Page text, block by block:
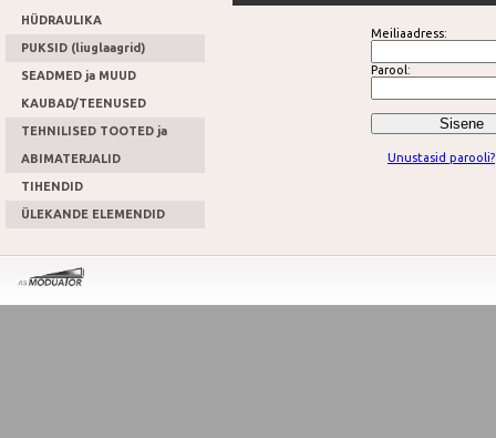
HÜDRAULIKA
PUKSID (liuglaagrid)
SEADMED ja MUUD
KAUBAD/TEENUSED
TEHNILISED TOOTED ja
ABIMATERJALID
TIHENDID
ÜLEKANDE ELEMENDID
Meiliaadress:
Parool:
Unustasid parooli?